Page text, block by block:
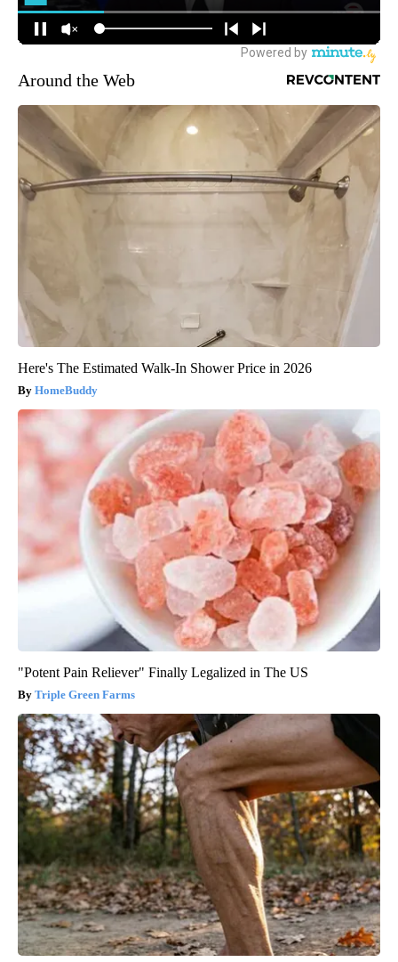
Around the Web
Here's The Estimated Walk-In Shower Price in 2026
HomeBuddy
"Potent Pain Reliever" Finally Legalized in The US
Triple Green Farms